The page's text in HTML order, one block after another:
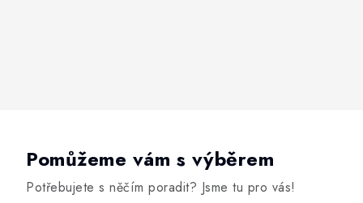
Pomůžeme vám s výběrem
Potřebujete s něčím poradit? Jsme tu pro vás!